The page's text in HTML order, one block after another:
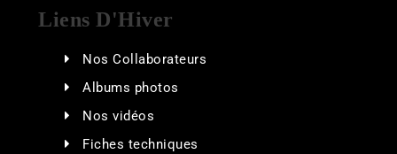
Liens D'Hiver
Nos Collaborateurs
Albums photos
Nos vidéos
Fiches techniques